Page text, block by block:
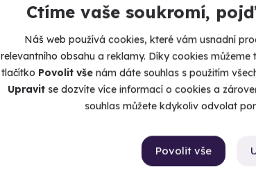
Ctíme vaše soukromí,
Náš web používá cookies, které vám usnadní
relevantního obsahu a reklamy. Díky cookies
tlačítko Povolit vše nám dáte souhlas s použitím
Upravitse dozvíte více informací o cookies a
souhlas můžete kdykoliv odvolat
Povolit vše
Zážitková střelba:
zbraní
Nálož 130 nábojů z 24 různých zbraní!
(+ 28 dalších lokalit)
4
196
31